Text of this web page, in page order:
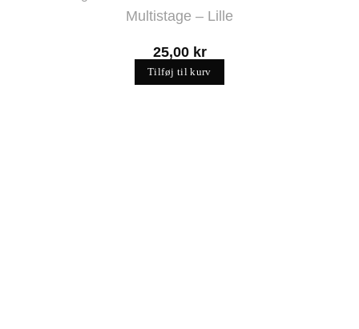
Multistage – Lille
25,00 kr
Tilføj til kurv